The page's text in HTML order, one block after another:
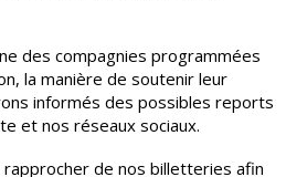
des compagnies programmées
la manière de soutenir leur
informés des possibles reports
et nos réseaux sociaux.
de nos billetteries afin